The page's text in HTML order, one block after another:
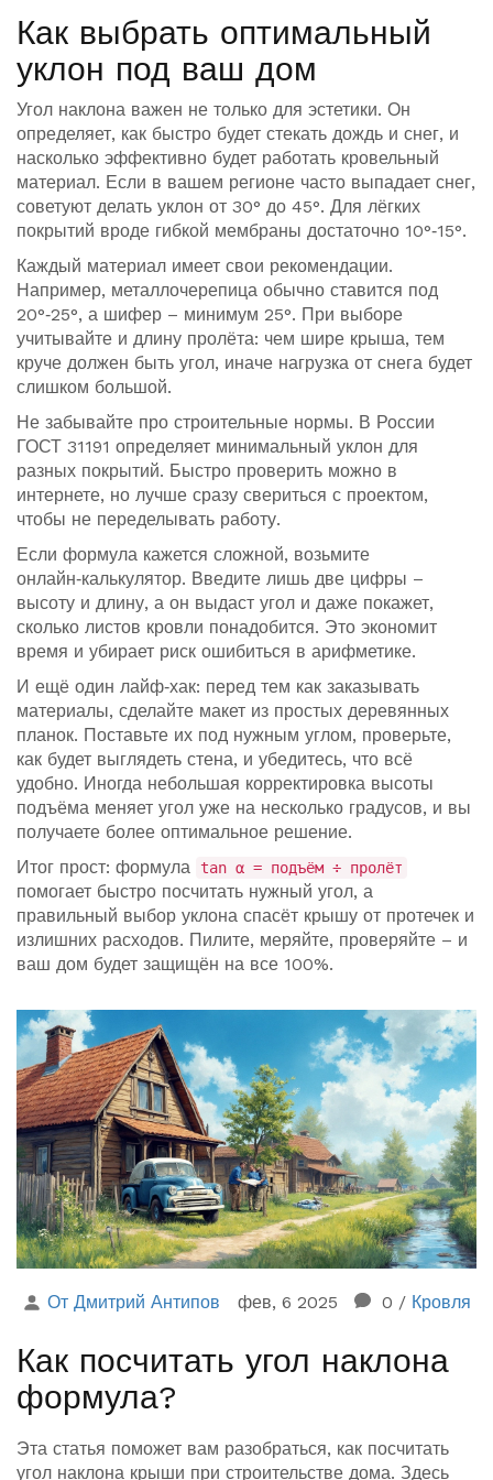
Как выбрать оптимальный
уклон под ваш дом
Угол наклона важен не только для эстетики. Он
определяет, как быстро будет стекать дождь и снег, и
насколько эффективно будет работать кровельный
материал. Если в вашем регионе часто выпадает снег,
советуют делать уклон от 30° до 45°. Для лёгких
покрытий вроде гибкой мембраны достаточно 10°‑15°.
Каждый материал имеет свои рекомендации.
Например, металлочерепица обычно ставится под
20°‑25°, а шифер – минимум 25°. При выборе
учитывайте и длину пролёта: чем шире крыша, тем
круче должен быть угол, иначе нагрузка от снега будет
слишком большой.
Не забывайте про строительные нормы. В России
ГОСТ 31191 определяет минимальный уклон для
разных покрытий. Быстро проверить можно в
интернете, но лучше сразу свериться с проектом,
чтобы не переделывать работу.
Если формула кажется сложной, возьмите
онлайн‑калькулятор. Введите лишь две цифры –
высоту и длину, а он выдаст угол и даже покажет,
сколько листов кровли понадобится. Это экономит
время и убирает риск ошибиться в арифметике.
И ещё один лайф‑хак: перед тем как заказывать
материалы, сделайте макет из простых деревянных
планок. Поставьте их под нужным углом, проверьте,
как будет выглядеть стена, и убедитесь, что всё
удобно. Иногда небольшая корректировка высоты
подъёма меняет угол уже на несколько градусов, и вы
получаете более оптимальное решение.
Итог прост: формула
tan α = подъём ÷ пролёт
помогает быстро посчитать нужный угол, а
правильный выбор уклона спасёт крышу от протечек и
излишних расходов. Пилите, меряйте, проверяйте – и
ваш дом будет защищён на все 100%.
От Дмитрий Антипов фев, 6 2025 0 / Кровля
Как посчитать угол наклона
формула?
Эта статья поможет вам разобраться, как посчитать
угол наклона крыши при строительстве дома. Здесь